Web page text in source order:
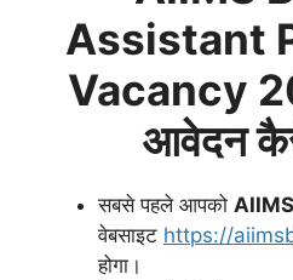
Assistant
Vacancy
आवेदन
सबसे पहले आपको
वेबसाइट https://
होगा।